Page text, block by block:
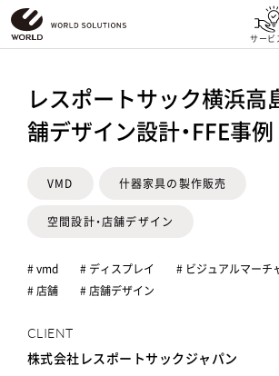
サービ
レスポートサック横浜高
舗デザイン設計・FFE事例
VMD 什器家具の製作販売
空間設計・店舗デザイン
# vmd # ディスプレイ
# ビジュアルマーチ
# 店舗
# 店舗デザイン
CLIENT
株式会社レスポートサックジャパン